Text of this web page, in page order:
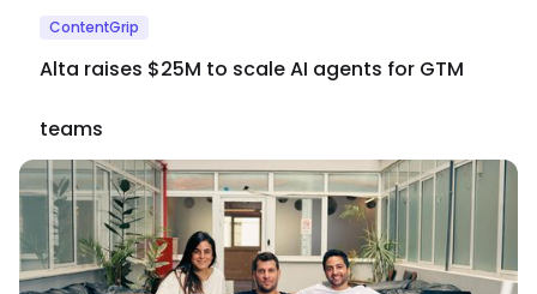
ContentGrip
Alta raises $25M to scale AI agents for GTM
teams